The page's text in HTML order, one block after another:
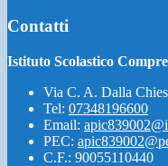
Contatti
Istituto Scolastico
Via C. A. Dalla
Tel: 07348196600
Email:
PEC:
C.F.: 90055110440